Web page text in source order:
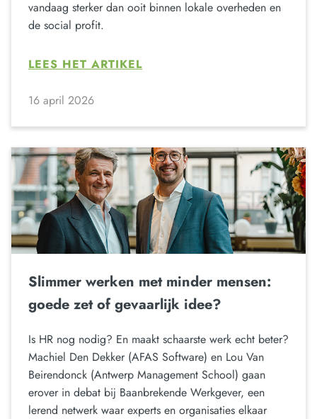
vandaag sterker dan ooit binnen lokale overheden en
de social profit.
LEES HET ARTIKEL
16 april 2026
Slimmer werken met minder mensen:
goede zet of gevaarlijk idee?
Is HR nog nodig? En maakt schaarste werk echt beter?
Machiel Den Dekker (AFAS Software) en Lou Van
Beirendonck (Antwerp Management School) gaan
erover in debat bij Baanbrekende Werkgever, een
lerend netwerk waar experts en organisaties elkaar